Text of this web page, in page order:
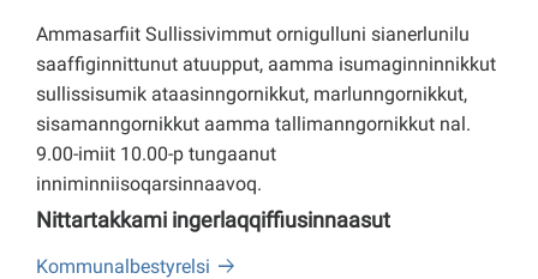
Ammasarfiit Sullissivimmut ornigulluni sianerlunilu
saaffiginnittunut atuupput, aamma isumaginninnikkut
sullissisumik ataasinngornikkut, marlunngornikkut,
sisamanngornikkut aamma tallimanngornikkut nal.
9.00-imiit 10.00-p tungaanut
inniminniisoqarsinnaavoq.
Nittartakkami ingerlaqqiffiusinnaasut
Kommunalbestyrelsi